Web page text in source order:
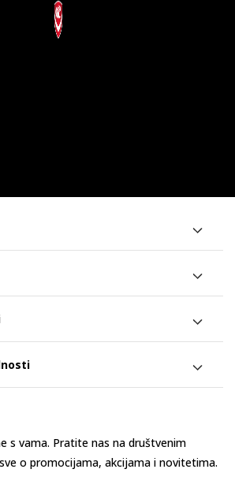
s vama. Pratite nas na društvenim
o promocijama, akcijama i novitetima.